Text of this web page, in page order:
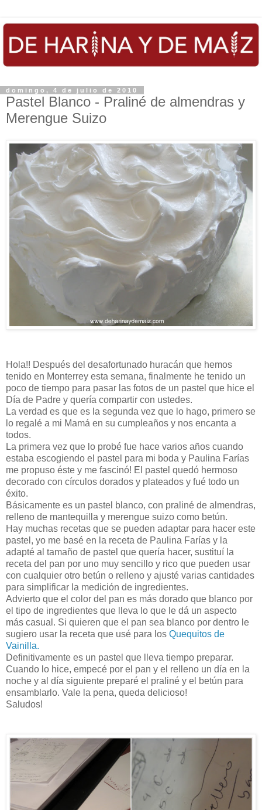
domingo, 4 de julio de 2010
Pastel Blanco - Praliné de almendras y
Merengue Suizo
Hola!! Después del desafortunado huracán que hemos
tenido en Monterrey esta semana, finalmente he tenido un
poco de tiempo para pasar las fotos de un pastel que hice el
Día de Padre y quería compartir con ustedes.
La verdad es que es la segunda vez que lo hago, primero se
lo regalé a mi Mamá en su cumpleaños y nos encanta a
todos.
La primera vez que lo probé fue hace varios años cuando
estaba escogiendo el pastel para mi boda y Paulina Farías
me propuso éste y me fascinó! El pastel quedó hermoso
decorado con círculos dorados y plateados y fué todo un
éxito.
Básicamente es un pastel blanco, con praliné de almendras,
relleno de mantequilla y merengue suizo como betún.
Hay muchas recetas que se pueden adaptar para hacer este
pastel, yo me basé en la receta de Paulina Farías y la
adapté al tamaño de pastel que quería hacer, sustituí la
receta del pan por uno muy sencillo y rico que pueden usar
con cualquier otro betún o relleno y ajusté varias cantidades
para simplificar la medición de ingredientes.
Advierto que el color del pan es más dorado que blanco por
el tipo de ingredientes que lleva lo que le dá un aspecto
más casual. Si quieren que el pan sea blanco por dentro le
sugiero usar la receta que usé para los Quequitos de
Vainilla.
Definitivamente es un pastel que lleva tiempo preparar.
Cuando lo hice, empecé por el pan y el relleno un día en la
noche y al día siguiente preparé el praliné y el betún para
ensamblarlo. Vale la pena, queda delicioso!
Saludos!